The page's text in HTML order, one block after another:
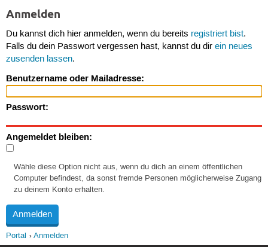
Anmelden
Du kannst dich hier anmelden, wenn du bereits registriert bist.
Falls du dein Passwort vergessen hast, kannst du dir ein neues
zusenden lassen.
Benutzername oder Mailadresse:
Passwort:
Angemeldet bleiben:
Wähle diese Option nicht aus, wenn du dich an einem öffentlichen
Computer befindest, da sonst fremde Personen möglicherweise Zugang
zu deinem Konto erhalten.
Portal Anmelden